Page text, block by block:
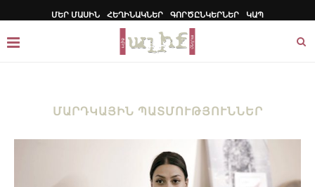
ՄԵՐ ՄԱՍԻՆ ՀԵՂԻՆԱԿՆԵՐ ԳՈՐԾԸՆԿԵՐՆԵՐ ԿԱՊ
ՄԱՐԴԿԱՅԻՆ ՊԱՏՄՈՒԹՅՈՒՆՆԵՐ